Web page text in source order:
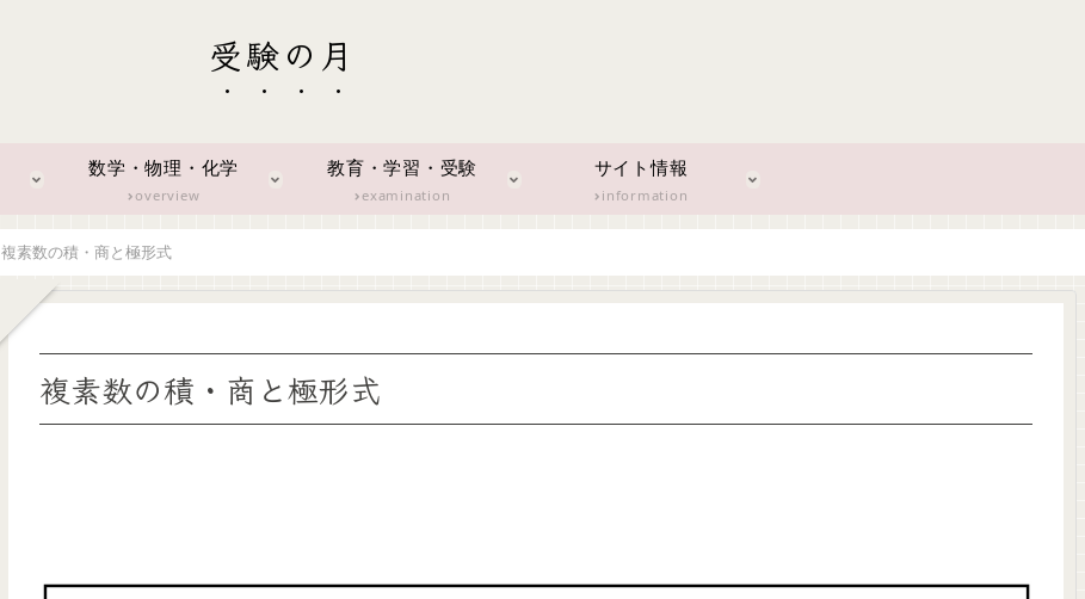
受験の月
数学・物理・化学
overview
教育・学習・受験
examination
サイト情報
information
複素数の積・商と極形式
複素数の積・商と極形式